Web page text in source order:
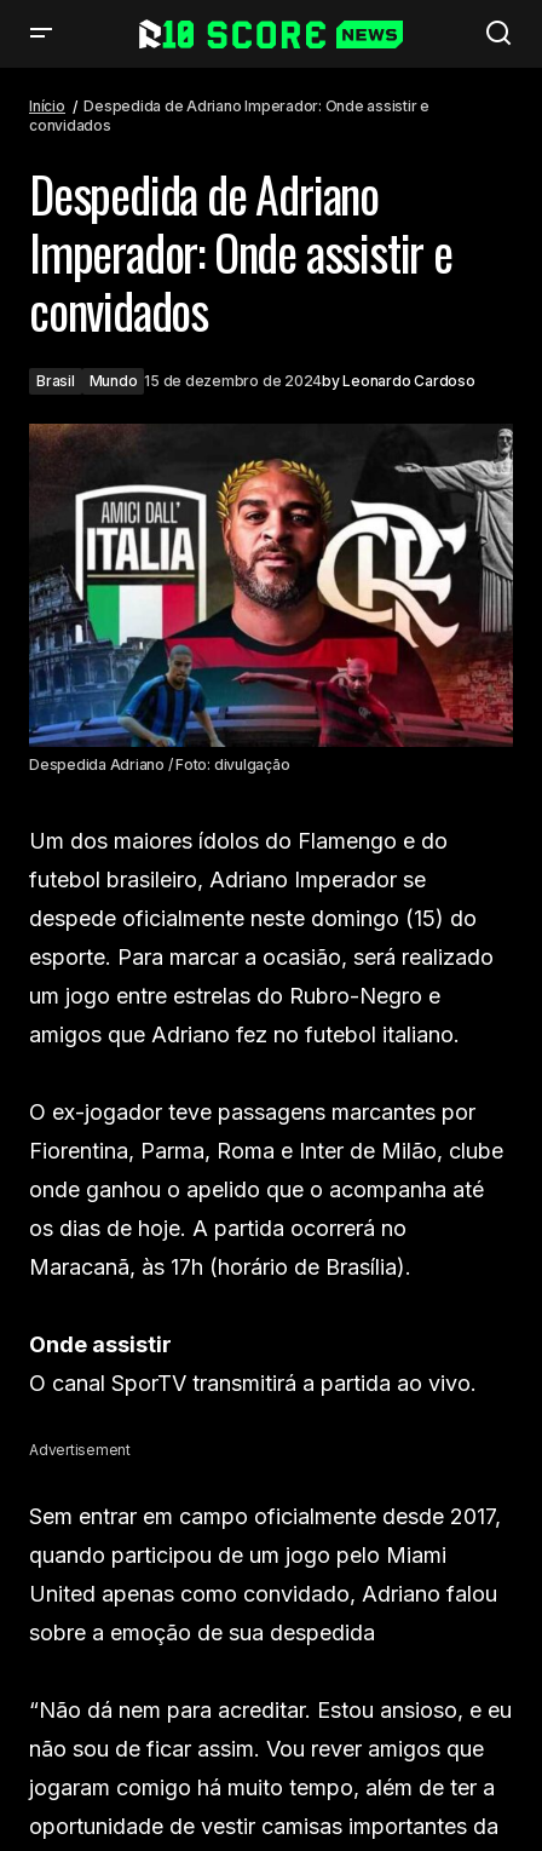
Início
Despedida de Adriano Imperador: Onde assistir e
convidados
Despedida de Adriano
Imperador: Onde assistir e
convidados
Brasil Mundo 15 de dezembro de 2024byLeonardo Cardoso
Despedida Adriano / Foto: divulgação
Um dos maiores ídolos do Flamengo e do
futebol brasileiro, Adriano Imperador se
despede oficialmente neste domingo (15) do
esporte. Para marcar a ocasião, será realizado
um jogo entre estrelas do Rubro-Negro e
amigos que Adriano fez no futebol italiano.
O ex-jogador teve passagens marcantes por
Fiorentina, Parma, Roma e Inter de Milão, clube
onde ganhou o apelido que o acompanha até
os dias de hoje. A partida ocorrerá no
Maracanã, às 17h (horário de Brasília).
Onde assistir
O canal SporTV transmitirá a partida ao vivo.
Advertisement
Sem entrar em campo oficialmente desde 2017,
quando participou de um jogo pelo Miami
United apenas como convidado, Adriano falou
sobre a emoção de sua despedida
“Não dá nem para acreditar. Estou ansioso, e eu
não sou de ficar assim. Vou rever amigos que
jogaram comigo há muito tempo, além de ter a
oportunidade de vestir camisas importantes da